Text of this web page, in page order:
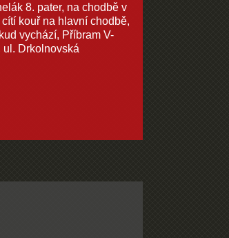
8. pater, na chodbě v
cítí kouř na hlavní chodbě,
vychází, Příbram V-
ul. Drkolnovská